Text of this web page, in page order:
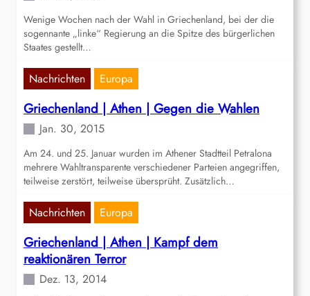
Wenige Wochen nach der Wahl in Griechenland, bei der die
sogennante „linke“ Regierung an die Spitze des bürgerlichen
Staates gestellt…
Nachrichten Europa
Griechenland | Athen | Gegen die Wahlen
Jan. 30, 2015
Am 24. und 25. Januar wurden im Athener Stadtteil Petralona
mehrere Wahltransparente verschiedener Parteien angegriffen,
teilweise zerstört, teilweise übersprüht. Zusätzlich…
Nachrichten Europa
Griechenland | Athen | Kampf dem
reaktionären Terror
Dez. 13, 2014